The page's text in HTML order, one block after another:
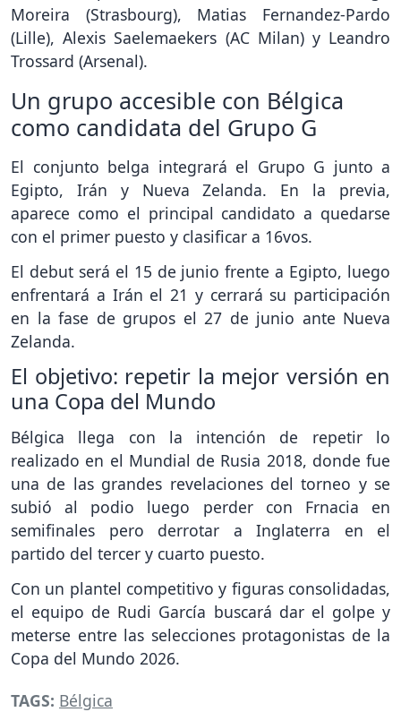
Moreira (Strasbourg), Matias Fernandez-Pardo
(Lille), Alexis Saelemaekers (AC Milan) y Leandro
Trossard (Arsenal).
Un grupo accesible con Bélgica
como candidata del Grupo G
El conjunto belga integrará el Grupo G junto a
Egipto, Irán y Nueva Zelanda. En la previa,
aparece como el principal candidato a quedarse
con el primer puesto y clasificar a 16vos.
El debut será el 15 de junio frente a Egipto, luego
enfrentará a Irán el 21 y cerrará su participación
en la fase de grupos el 27 de junio ante Nueva
Zelanda.
El objetivo: repetir la mejor versión en
una Copa del Mundo
Bélgica llega con la intención de repetir lo
realizado en el Mundial de Rusia 2018, donde fue
una de las grandes revelaciones del torneo y se
subió al podio luego perder con Frnacia en
semifinales pero derrotar a Inglaterra en el
partido del tercer y cuarto puesto.
Con un plantel competitivo y figuras consolidadas,
el equipo de Rudi García buscará dar el golpe y
meterse entre las selecciones protagonistas de la
Copa del Mundo 2026.
TAGS: Bélgica